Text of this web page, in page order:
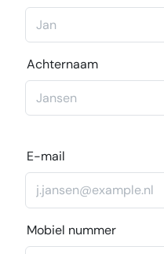
Achternaam
E-mail
Mobiel nummer